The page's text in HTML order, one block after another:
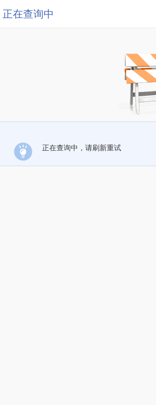
正在查询中
正在查询中，请刷新重试